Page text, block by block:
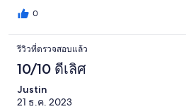
0
รีวิวที่ตรวจสอบแล้ว
10/10 ดีเลิศ
Justin
21 ธ.ค. 2023